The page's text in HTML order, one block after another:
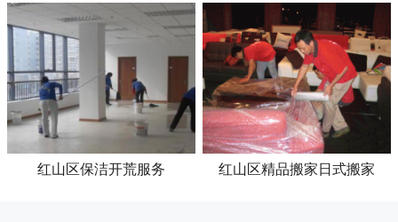
红山区保洁开荒服务 红山区精品搬家日式搬家